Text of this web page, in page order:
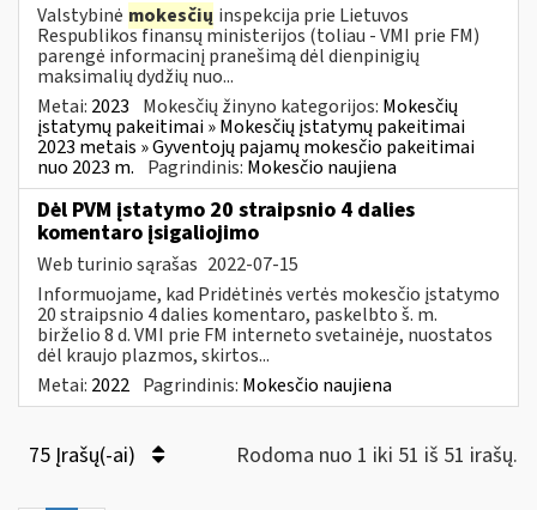
Valstybinė mokesčių inspekcija prie Lietuvos
Respublikos finansų ministerijos (toliau - VMI prie FM)
parengė informacinį pranešimą dėl dienpinigių
maksimalių dydžių nuo...
Metai: 2023 Mokesčių žinyno kategorijos: Mokesčių
įstatymų pakeitimai » Mokesčių įstatymų pakeitimai
2023 metais » Gyventojų pajamų mokesčio pakeitimai
nuo 2023 m. Pagrindinis: Mokesčio naujiena
Dėl PVM įstatymo 20 straipsnio 4 dalies
komentaro įsigaliojimo
Web turinio sąrašas 2022-07-15
Informuojame, kad Pridėtinės vertės mokesčio įstatymo
20 straipsnio 4 dalies komentaro, paskelbto š. m.
birželio 8 d. VMI prie FM interneto svetainėje, nuostatos
dėl kraujo plazmos, skirtos...
Metai: 2022 Pagrindinis: Mokesčio naujiena
75 Įrašų(-ai) Rodoma nuo 1 iki 51 iš 51 irašų.